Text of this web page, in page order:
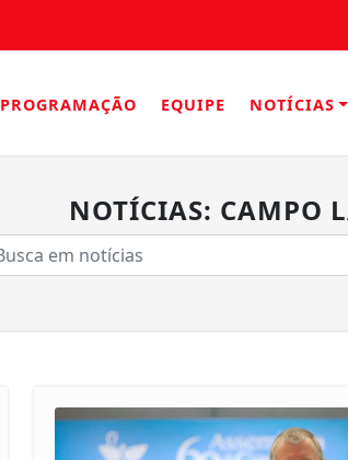
PROGRAMAÇÃO EQUIPE NOTÍCIAS
NOTÍCIAS: CAMPO